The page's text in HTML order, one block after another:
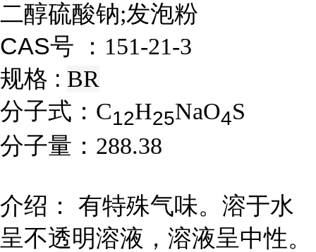
二醇硫酸钠;发泡粉
CAS号 ： 151-21-3
规格 : BR
分子式： C12H25NaO4S
分子量： 288.38
介绍： 有特殊气味。溶于水
呈不透明溶液，溶液呈中性。